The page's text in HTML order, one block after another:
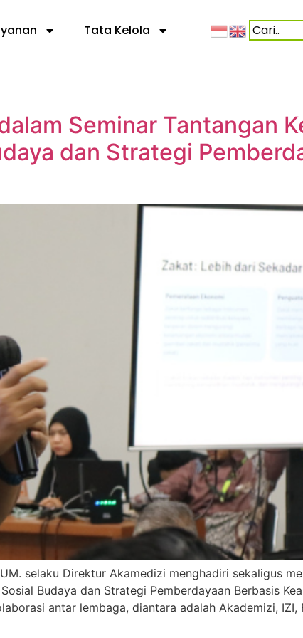
Tata Kelola
Seminar Tantangan
dan Strategi
selaku Direktur Akamedizi menghadiri sekaligus
Budaya dan Strategi Pemberdayaan Berbasis
antar lembaga, diantara adalah Akademizi, IZI,